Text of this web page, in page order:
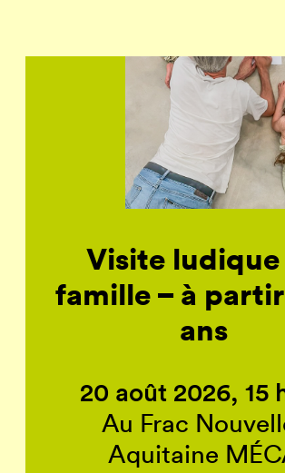
Visite ludique
famille – à
ans
20 août 2026, 15
Au Frac
Aquitaine